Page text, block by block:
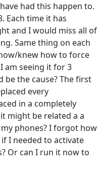
had this happen to.
Each time it has
and I would miss all of
Same thing on each
knew how to force
am seeing it for 3
the cause? The first
every
in a completely
might be related a a
phones? I forgot how
I needed to activate
Or can I run it now to